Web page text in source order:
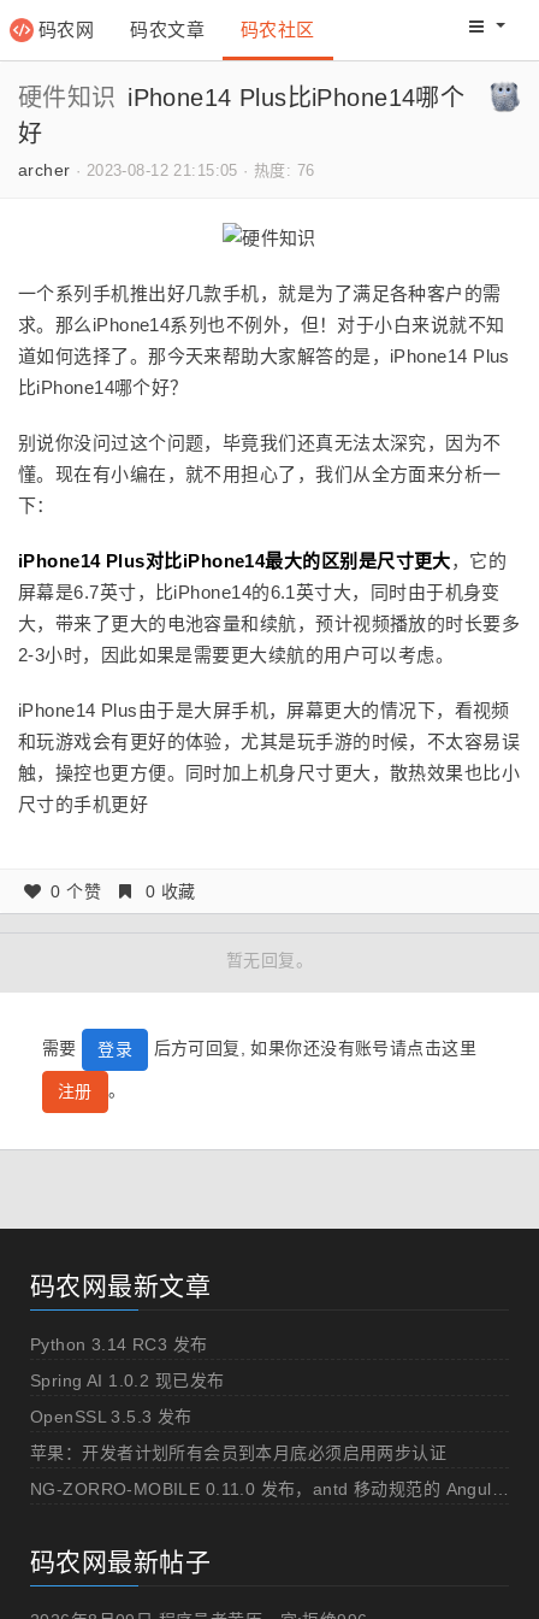
码农网 码农文章 码农社区 码农网
硬件知识 iPhone14 Plus比iPhone14哪个
好
archer · 2023-08-12 21:15:05 · 热度: 76
一个系列手机推出好几款手机，就是为了满足各种客户的需
求。那么iPhone14系列也不例外，但！对于小白来说就不知
道如何选择了。那今天来帮助大家解答的是， iPhone14 Plus
比iPhone14哪个好？
别说你没问过这个问题，毕竟我们还真无法太深究，因为不
懂。现在有小编在，就不用担心了，我们从全方面来分析一
下：
iPhone14 Plus对比iPhone14最大的区别是尺寸更大，它的
屏幕是6.7英寸，比iPhone14的6.1英寸大，同时由于机身变
大，带来了更大的电池容量和续航，预计视频播放的时长要多
2-3小时，因此如果是需要更大续航的用户可以考虑。
iPhone14 Plus由于是大屏手机，屏幕更大的情况下，看视频
和玩游戏会有更好的体验，尤其是玩手游的时候，不太容易误
触，操控也更方便。同时加上机身尺寸更大，散热效果也比小
尺寸的手机更好
0 个赞 0 收藏
暂无回复。
需要 登录 后方可回复, 如果你还没有账号请点击这里
注册 。
码农网最新文章
Python 3.14 RC3 发布
Spring AI 1.0.2 现已发布
OpenSSL 3.5.3 发布
苹果：开发者计划所有会员到本月底必须启用两步认证
码农网最新帖子